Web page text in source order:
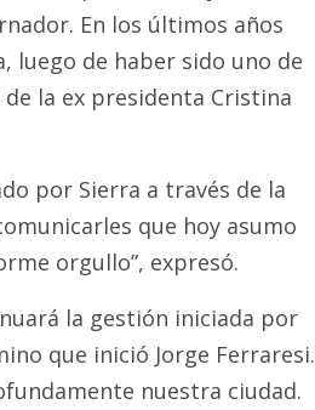
En los últimos años
luego de haber sido uno de
la ex presidenta Cristina
por Sierra a través de la
que hoy asumo
orgullo”, expresó.
la gestión iniciada por
que inició Jorge Ferraresi.
nuestra ciudad.